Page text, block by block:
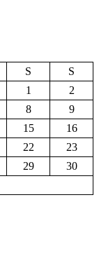
S
S
1
2
8
9
15
16
22
23
29
30